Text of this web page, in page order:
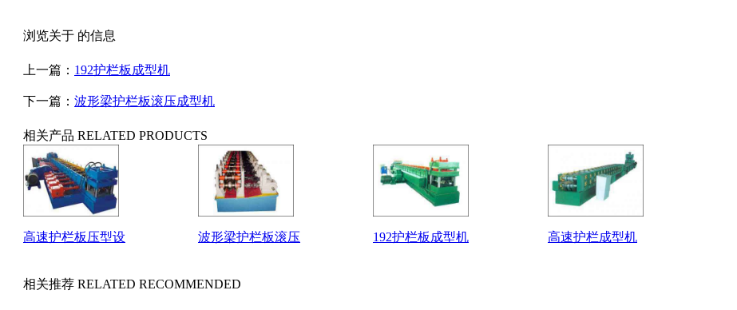
浏览关于 的信息
上一篇： 192护栏板成型机
下一篇： 波形梁护栏板滚压成型机
相关产品 RELATED PRODUCTS
高速护栏板压型设 波形梁护栏板滚压 192护栏板成型机 高速护栏成型机
相关推荐 RELATED RECOMMENDED